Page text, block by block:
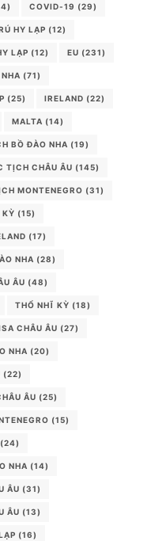
COVID-19 (29)
HY LẠP (12)
LẠP (12) EU (231)
(71)
(25) IRELAND (22)
MALTA (14)
BỒ ĐÀO NHA (19)
TỊCH CHÂU ÂU (145)
MONTENEGRO (31)
KỲ (15)
(17)
NHA (28)
ÂU (48)
THỔ NHĨ KỲ (18)
CHÂU ÂU (27)
NHA (20)
(22)
ÂU (25)
(15)
(24)
NHA (14)
ÂU (31)
ÂU (13)
(16)